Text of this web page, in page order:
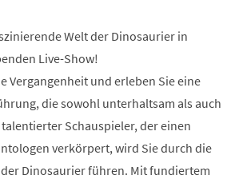
Welt der Dinosaurier in
Live-Show!
Vergangenheit und erleben Sie eine
die sowohl unterhaltsam als auch
Schauspieler, der einen
verkörpert, wird Sie durch die
Dinosaurier führen. Mit fundiertem